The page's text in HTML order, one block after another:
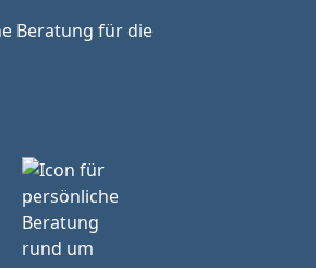
Beratung für die